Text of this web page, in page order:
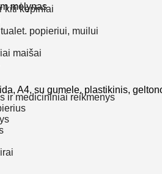
kiti kepiniai
popieriui, muilui
maišai
ir medicininiai reikmenys
mėlynas
A4, su gumele, plastikinis,